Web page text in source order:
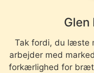
Glen
Tak fordi, du læste
arbejder med
forkærlighed for